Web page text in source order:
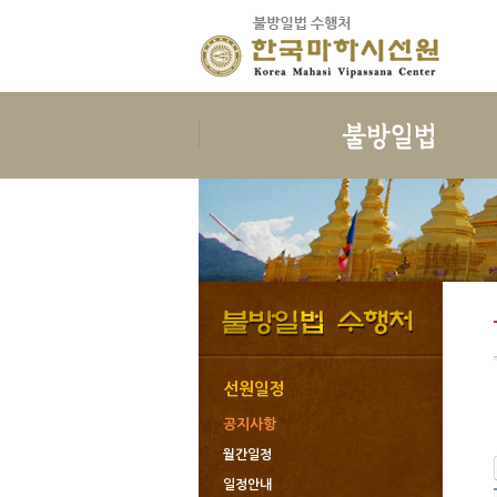
보시의 정의
보시의 이익
보시의 대상
보시의 청정
보시관련법문
지계
삼귀의
삼보공덕
포살
불자예절
선원일정
공지사항
월간일정
일정안내